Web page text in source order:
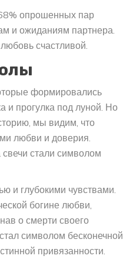
опрошенных пар
и ожиданиям партнера.
счастливой.
формировались
и прогулка под луной. Но
мы видим, что
любви и доверия.
стали символом
и глубокими чувствами.
богине любви,
о смерти своего
символом бесконечной
привязанности.